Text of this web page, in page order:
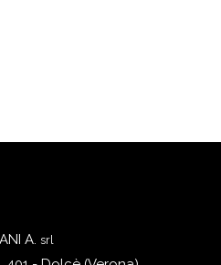
A. srl